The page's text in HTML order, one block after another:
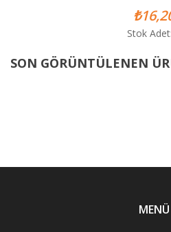
Stok
SON GÖRÜNTÜLENEN
MENÜ